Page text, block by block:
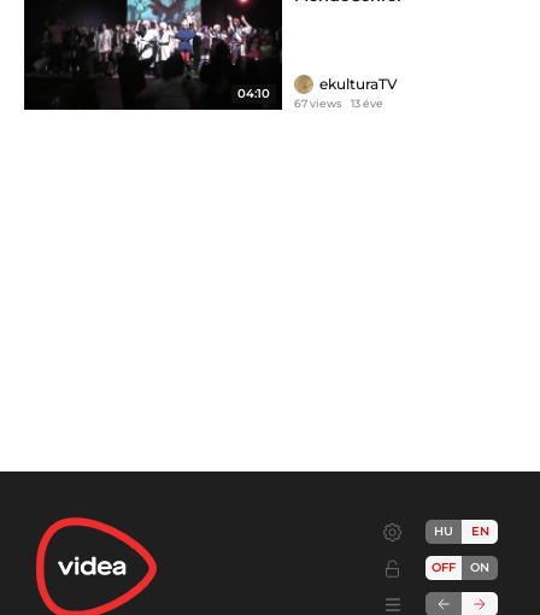
04:10
ekulturaTV
67 views 13 éve
HU EN
OFF ON